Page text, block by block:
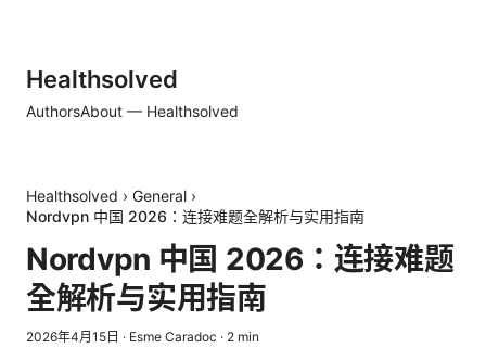
Healthsolved
AuthorsAbout — Healthsolved
Healthsolved › General ›
Nordvpn 中国 2026：连接难题全解析与实用指南
Nordvpn 中国 2026：连接难题
全解析与实用指南
2026年4月15日 · Esme Caradoc · 2 min